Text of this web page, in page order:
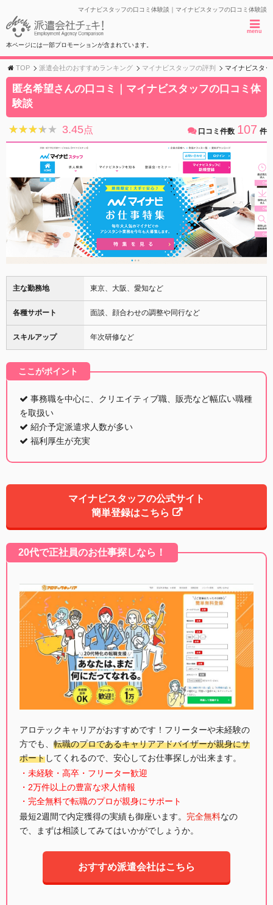
マイナビスタッフの口コミ体験談｜マイナビスタッフの口コミ体験談
menu
本ページには一部プロモーションが含まれています。
TOP 派遣会社のおすすめランキング マイナビスタッフの評判 マイナビスタ
匿名希望さんの口コミ｜マイナビスタッフの口コミ体
験談
★★★★★
★★★★★ 3.45点 口コミ件数 107 件
主な勤務地 東京、大阪、愛知など
各種サポート 面談、顔合わせの調整や同行など
スキルアップ 年次研修など
ここがポイント
事務職を中心に、クリエイティブ職、販売など幅広い職種
を取扱い
紹介予定派遣求人数が多い
福利厚生が充実
マイナビスタッフの公式サイト
簡単登録はこちら
20代で正社員のお仕事探しなら！
アロテックキャリアがおすすめです！フリーターや未経験の
方でも、 転職のプロであるキャリアアドバイザーが親身にサ
ポートしてくれるので、安心してお仕事探しが出来ます。
・未経験・高卒・フリーター歓迎
・2万件以上の豊富な求人情報
・完全無料で転職のプロが親身にサポート
最短2週間で内定獲得の実績も御座います。 完全無料なの
で、まずは相談してみてはいかがでしょうか。
おすすめ派遣会社はこちら